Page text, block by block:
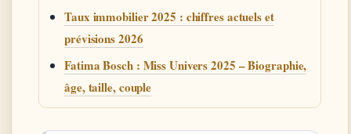
Taux immobilier 2025 : chiffres actuels et
prévisions 2026
Fatima Bosch : Miss Univers 2025 – Biographie,
âge, taille, couple